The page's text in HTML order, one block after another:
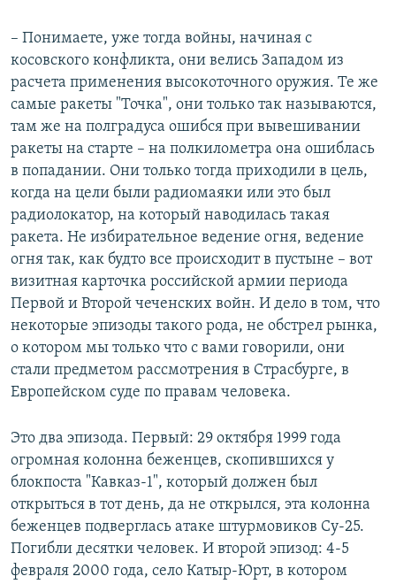
– Понимаете, уже тогда войны, начиная с
косовского конфликта, они велись Западом из
расчета применения высокоточного оружия. Те же
самые ракеты "Точка", они только так называются,
там же на полградуса ошибся при вывешивании
ракеты на старте – на полкилометра она ошиблась
в попадании. Они только тогда приходили в цель,
когда на цели были радиомаяки или это был
радиолокатор, на который наводилась такая
ракета. Не избирательное ведение огня, ведение
огня так, как будто все происходит в пустыне – вот
визитная карточка российской армии периода
Первой и Второй чеченских войн. И дело в том, что
некоторые эпизоды такого рода, не обстрел рынка,
о котором мы только что с вами говорили, они
стали предметом рассмотрения в Страсбурге, в
Европейском суде по правам человека.
Это два эпизода. Первый: 29 октября 1999 года
огромная колонна беженцев, скопившихся у
блокпоста "Кавказ-1", который должен был
открыться в тот день, да не открылся, эта колонна
беженцев подверглась атаке штурмовиков Су-25.
Погибли десятки человек. И второй эпизод: 4-5
февраля 2000 года, село Катыр-Юрт, в котором